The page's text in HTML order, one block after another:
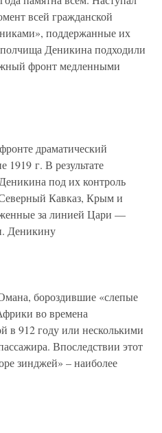
всей гражданской
поддержанные их
Деникина подходили
фронт медленными
драматический
1919 г. В результате
под их контроль
Кавказ, Крым и
за линией Цари —
Деникину
бороздившие «слепые
во времена
в 912 году или несколькими
Впоследствии этот
зинджей» – наиболее